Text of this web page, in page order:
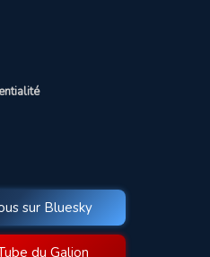
sur Bluesky
du Galion